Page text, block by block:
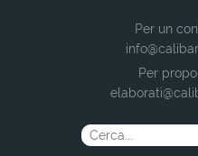
Per un
Per